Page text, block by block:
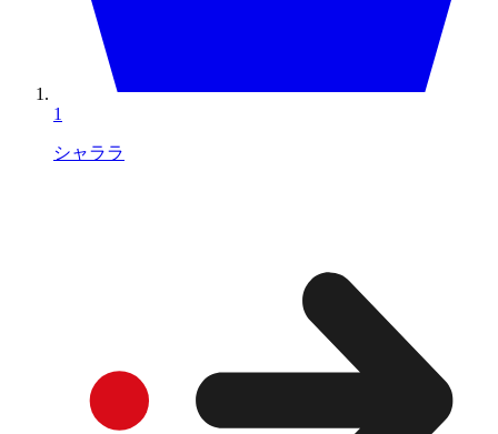
1
シャララ